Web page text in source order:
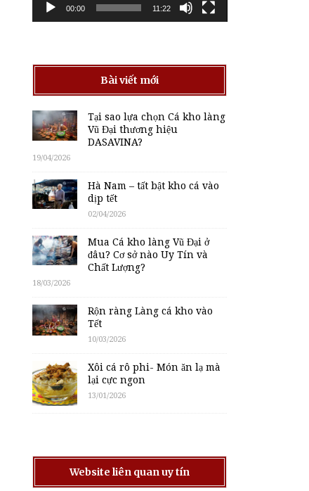
00:00 11:22
Bài viết mới
Tại sao lựa chọn Cá kho làng
Vũ Đại thương hiệu
DASAVINA?
19/04/2026
Hà Nam – tất bật kho cá vào
dịp tết
02/04/2026
Mua Cá kho làng Vũ Đại ở
đâu? Cơ sở nào Uy Tín và
Chất Lượng?
18/03/2026
Rộn ràng Làng cá kho vào
Tết
10/03/2026
Xôi cá rô phi- Món ăn lạ mà
lại cực ngon
13/01/2026
Website liên quan uy tín